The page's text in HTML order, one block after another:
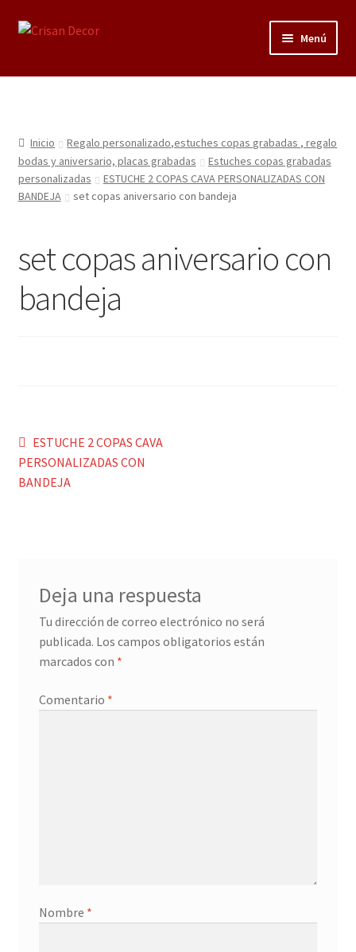
Ir
Ir
Menú
Regalos infantiles, vajillas y canastillas bebé
Regalo personalizado, estuches copas grabadas, regalo
bodas y aniversario, placas grabadas
Accesorios de baños rústicos y modernos
Porcelana blanca Profesional y Hostelería
Muebles
Detalles ceremonia, regalo publicitario, promocional
Inicio
Regalo personalizado,estuches copas grabadas , regalo
bodas y aniversario, placas grabadas
Estuches copas grabadas
personalizadas
ESTUCHE 2 COPAS CAVA PERSONALIZADAS CON
BANDEJA
set copas aniversario con bandeja
set copas aniversario con
bandeja
Navegación
de
Anterior:
ESTUCHE 2 COPAS CAVA
PERSONALIZADAS CON
BANDEJA
Deja una respuesta
Tu dirección de correo electrónico no será
publicada. Los campos obligatorios están
marcados con *
Comentario *
Nombre *